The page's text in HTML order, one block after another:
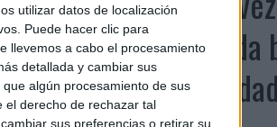
utilizar datos de localización
Puede hacer clic para
llevemos a cabo el procesamiento
detallada y cambiar sus
algún procesamiento de sus
el derecho de rechazar tal
sus preferencias o retirar su
premisa de
sin que
virtual
este pueblo
convierte cada
una